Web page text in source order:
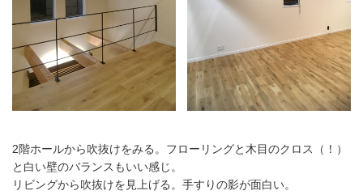
2階ホールから吹抜けをみる。フローリングと木目のクロス（！）
と白い壁のバランスもいい感じ。
リビングから吹抜けを見上げる。手すりの影が面白い。